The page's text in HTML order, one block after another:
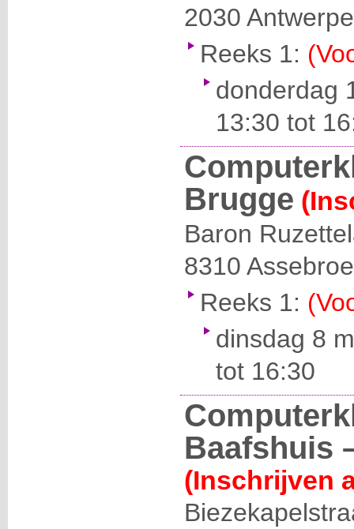
2030
Reeks 1:
donderdag
13:30 tot
Brugge
Baron
8310
Reeks 1:
dinsdag 8
tot 16:30
Baafshuis
(Inschrijven